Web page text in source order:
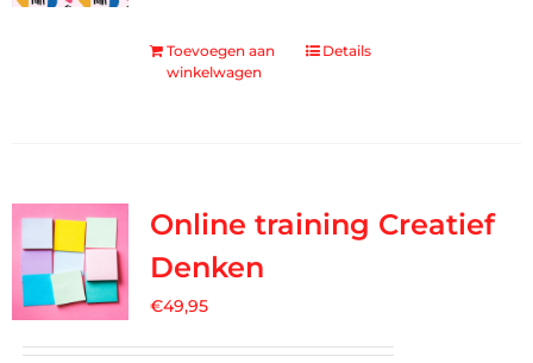
Toevoegen aan
winkelwagen
Details
Online training Creatief
Denken
€49,95